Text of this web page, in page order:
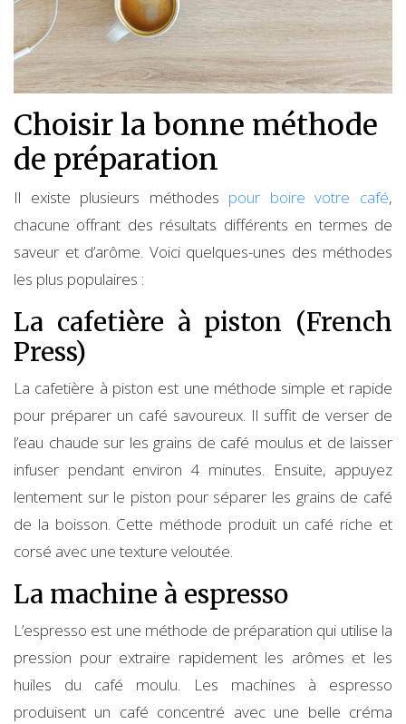
Choisir la bonne méthode
de préparation
Il existe plusieurs méthodes pour boire votre café,
chacune offrant des résultats différents en termes de
saveur et d’arôme. Voici quelques-unes des méthodes
les plus populaires :
La cafetière à piston (French
Press)
La cafetière à piston est une méthode simple et rapide
pour préparer un café savoureux. Il suffit de verser de
l’eau chaude sur les grains de café moulus et de laisser
infuser pendant environ 4 minutes. Ensuite, appuyez
lentement sur le piston pour séparer les grains de café
de la boisson. Cette méthode produit un café riche et
corsé avec une texture veloutée.
La machine à espresso
L’espresso est une méthode de préparation qui utilise la
pression pour extraire rapidement les arômes et les
huiles du café moulu. Les machines à espresso
produisent un café concentré avec une belle créma